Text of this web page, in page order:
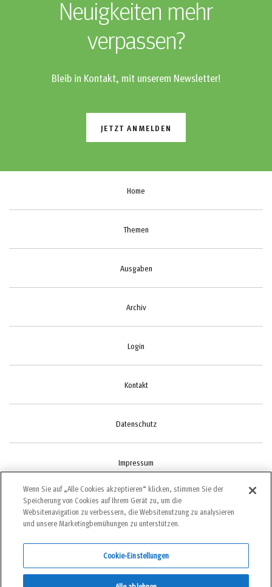
Neuigkeiten mehr
verpassen?
Bleib in Kontakt, mit unserem Newsletter!
JETZT ANMELDEN
Home
Themen
Ausgaben
Archiv
Login
Kontakt
Datenschutz
Impressum
Cookie-Einstellungen
©2022 bergundsteigen
Wenn Sie auf „Alle Cookies akzeptieren“ klicken, stimmen Sie der
Speicherung von Cookies auf Ihrem Gerät zu, um die
Websitenavigation zu verbessern, die Websitenutzung zu analysieren
und unsere Marketingbemühungen zu unterstützen.
Cookie-Einstellungen